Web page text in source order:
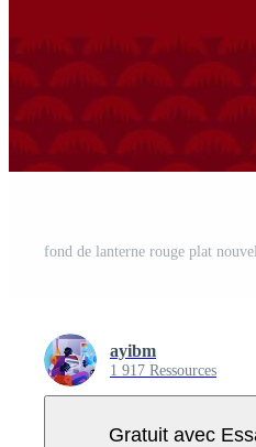
fond de lanterne rouge plat
ayibm
1 917 Ressources
Gratuit avec